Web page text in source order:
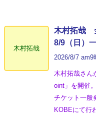
木村拓哉
木村拓哉
8/9（日）
2026/8/7 am9
木村拓哉さん
oint」を開催
チケット一般
KOBEにて行